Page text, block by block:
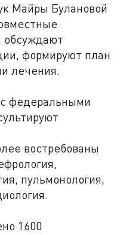
Майры Булановой
обсуждают
формируют план
лечения.
федеральными
востребованы
пульмонология,
1600